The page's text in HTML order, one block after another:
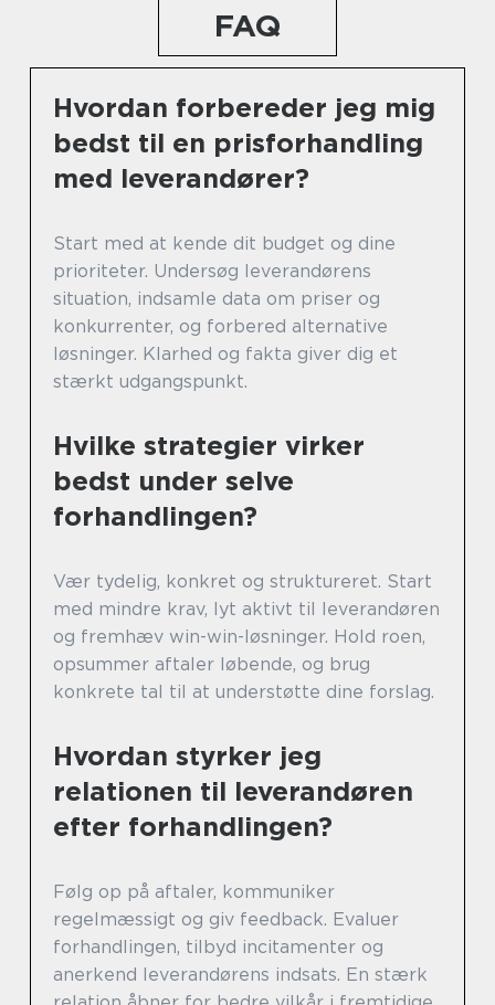
FAQ
Hvordan forbereder jeg mig
bedst til en prisforhandling
med leverandører?
Start med at kende dit budget og dine
prioriteter. Undersøg leverandørens
situation, indsamle data om priser og
konkurrenter, og forbered alternative
løsninger. Klarhed og fakta giver dig et
stærkt udgangspunkt.
Hvilke strategier virker
bedst under selve
forhandlingen?
Vær tydelig, konkret og struktureret. Start
med mindre krav, lyt aktivt til leverandøren
og fremhæv win-win-løsninger. Hold roen,
opsummer aftaler løbende, og brug
konkrete tal til at understøtte dine forslag.
Hvordan styrker jeg
relationen til leverandøren
efter forhandlingen?
Følg op på aftaler, kommuniker
regelmæssigt og giv feedback. Evaluer
forhandlingen, tilbyd incitamenter og
anerkend leverandørens indsats. En stærk